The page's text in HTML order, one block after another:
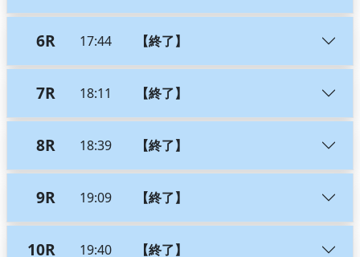
6R 17:44 【終了】
7R 18:11 【終了】
8R 18:39 【終了】
9R 19:09 【終了】
10R 19:40 【終了】